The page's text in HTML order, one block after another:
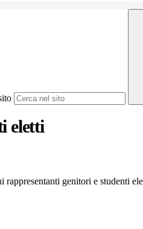
eletti
rappresentanti genitori e studenti